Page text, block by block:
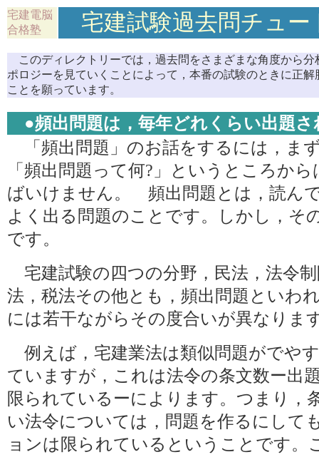
宅建電脳
合格塾
宅建試験過去問チュー
このディレクトリーでは，過去問をさまざまな角度から分
ポロジーを見ていくことによって，本番の試験のときに正
ことを願っています。
●頻出問題は，毎年どれくらい出題さ
「頻出問題」のお話をするには，ま
「頻出問題って何?」というところか
ばいけません。 頻出問題とは，読ん
よく出る問題のことです。しかし，そ
です。
宅建試験の四つの分野，民法，法令
法，税法その他とも，頻出問題といわ
には若干ながらその度合いが異なりま
例えば，宅建業法は類似問題がでや
ていますが，これは法令の条文数ー出
限られているーによります。つまり，
い法令については，問題を作るにして
ョンは限られているということです。